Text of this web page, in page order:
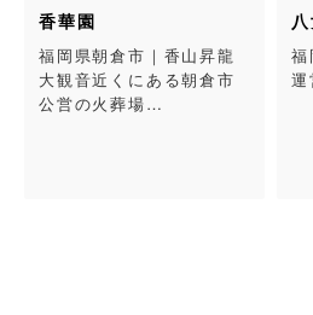
八女市上陽斎場
福岡県八女市｜八女市が
運営する火葬場…